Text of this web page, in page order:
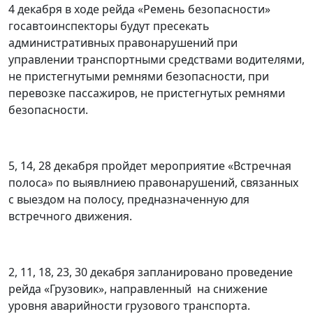
4 декабря в ходе рейда «Ремень безопасности»
госавтоинспекторы будут пресекать
административных правонарушений при
управлении транспортными средствами водителями,
не пристегнутыми ремнями безопасности, при
перевозке пассажиров, не пристегнутых ремнями
безопасности.
5, 14, 28 декабря пройдет мероприятие «Встречная
полоса» по выявлниею правонарушений, связанных
с выездом на полосу, предназначенную для
встречного движения.
2, 11, 18, 23, 30 декабря запланировано проведение
рейда «Грузовик», направленный на снижение
уровня аварийности грузового транспорта.